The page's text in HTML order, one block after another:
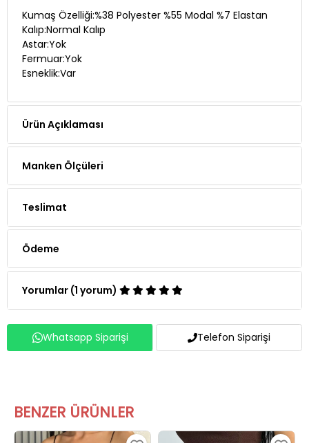
Kalıp:Normal Kalıp
Astar:Yok
Fermuar:Yok
Esneklik:Var
Ürün Açıklaması
Manken Ölçüleri
Teslimat
Ödeme
Yorumlar (1 yorum)